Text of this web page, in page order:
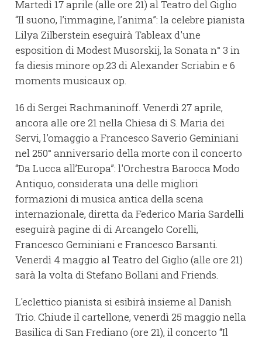
Martedì 17 aprile (alle ore 21) al Teatro del Giglio
“Il suono, l’immagine, l’anima”: la celebre pianista
Lilya Zilberstein eseguirà Tableax d'une
esposition di Modest Musorskij, la Sonata n° 3 in
fa diesis minore op.23 di Alexander Scriabin e 6
moments musicaux op.
16 di Sergei Rachmaninoff. Venerdì 27 aprile,
ancora alle ore 21 nella Chiesa di S. Maria dei
Servi, l'omaggio a Francesco Saverio Geminiani
nel 250° anniversario della morte con il concerto
“Da Lucca all’Europa”: l'Orchestra Barocca Modo
Antiquo, considerata una delle migliori
formazioni di musica antica della scena
internazionale, diretta da Federico Maria Sardelli
eseguirà pagine di di Arcangelo Corelli,
Francesco Geminiani e Francesco Barsanti.
Venerdì 4 maggio al Teatro del Giglio (alle ore 21)
sarà la volta di Stefano Bollani and Friends.
L'eclettico pianista si esibirà insieme al Danish
Trio. Chiude il cartellone, venerdì 25 maggio nella
Basilica di San Frediano (ore 21), il concerto “Il